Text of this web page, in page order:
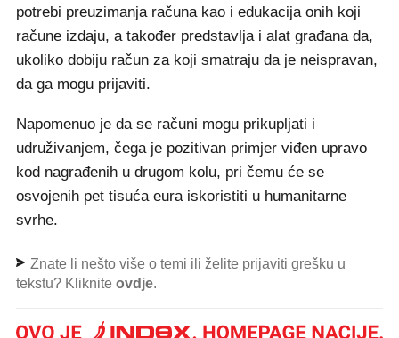
potrebi preuzimanja računa kao i edukacija onih koji
račune izdaju, a također predstavlja i alat građana da,
ukoliko dobiju račun za koji smatraju da je neispravan,
da ga mogu prijaviti.
Napomenuo je da se računi mogu prikupljati i
udruživanjem, čega je pozitivan primjer viđen upravo
kod nagrađenih u drugom kolu, pri čemu će se
osvojenih pet tisuća eura iskoristiti u humanitarne
svrhe.
Znate li nešto više o temi ili želite prijaviti grešku u
tekstu? Kliknite ovdje.